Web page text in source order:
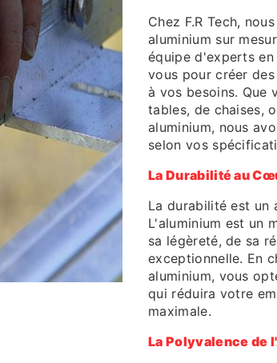
Chez F.R Tech,
aluminium sur
équipe d'experts
vous pour créer
à vos besoins. Que
tables, de chaises,
aluminium, nous
selon vos
La Durabilité au
La durabilité est un
L'aluminium est un
sa légèreté, de sa
exceptionnelle. En
aluminium, vous
qui réduira votre
maximale.
La Polyvalence de